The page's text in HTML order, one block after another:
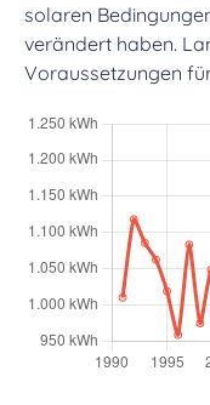
solaren
verändert haben.
Voraussetzungen